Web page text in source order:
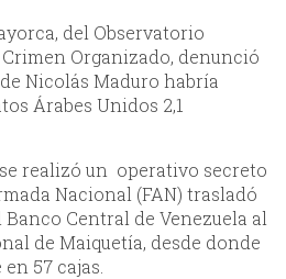
del Observatorio
Organizado, denunció
Nicolás Maduro habría
Árabes Unidos 2,1
realizó un operativo secreto
Nacional (FAN) trasladó
Central de Venezuela al
de Maiquetía, desde donde
57 cajas.